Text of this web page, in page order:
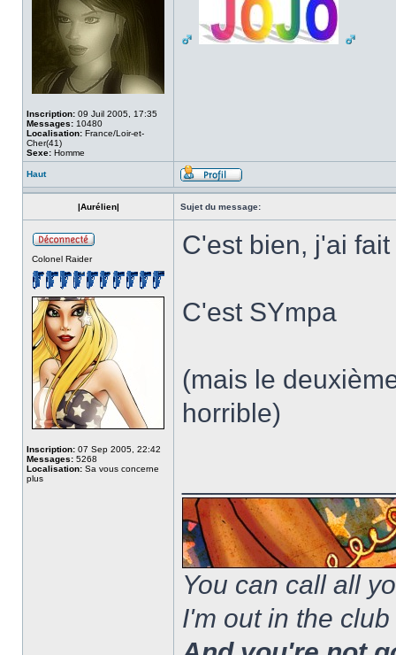
Inscription: 09 Juil 2005, 17:35
Messages: 10480
Localisation: France/Loir-et-
Cher(41)
Sexe: Homme
Haut
|Aurélien| Sujet du message:
Colonel Raider
Inscription: 07 Sep 2005, 22:42
Messages: 5268
Localisation: Sa vous concerne
plus
C'est bien, j'ai
C'est SYmpa
(mais le
horrible)
You can call all
I'm out in the